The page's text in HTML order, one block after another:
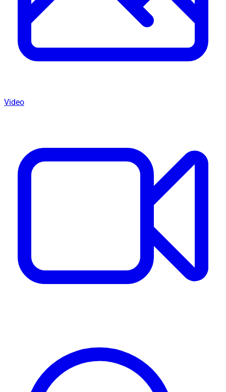
Video